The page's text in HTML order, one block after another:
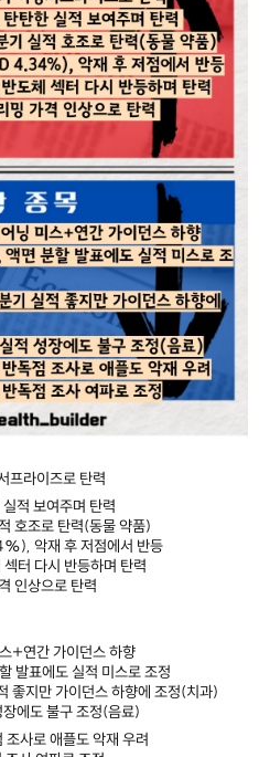
라이즈로 탄력
적 보여주며 탄력
호조로 탄력(동물 약품)
악재 후 저점에서 반등
터 다시 반등하며 탄력
인상으로 탄력
+연간 가이던스 하향
발표에도 실적 미스로 조정
지만 가이던스 하향에 조정(치과)
에도 불구 조정(음료)
사로 애플도 악재 우려